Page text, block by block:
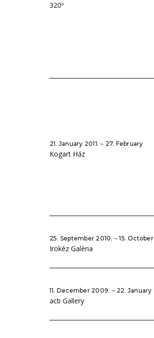
320º
21. January 2011. ‒ 27. February
Kogart Ház
25. September 2010. ‒ 15. October
Irokéz Galéria
11. December 2009. ‒ 22. January
acb Gallery